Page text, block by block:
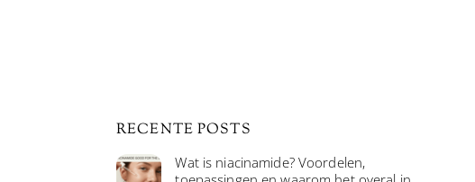
RECENTE POSTS
Wat is niacinamide? Voordelen,